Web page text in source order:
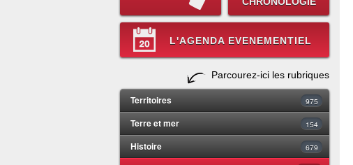
L'AGENDA EVENEMENTIEL
Parcourez-ici les rubriques
Territoires 975
Terre et mer 154
Histoire 679